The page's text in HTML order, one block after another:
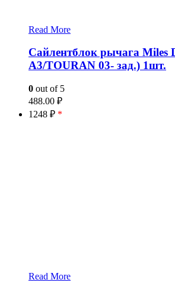
Read More
Сайлентблок рычага Miles
A3/TOURAN 03- зад.) 1шт.
0 out of 5
488.00 ₽
1248 ₽ *
Read More